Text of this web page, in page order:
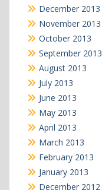
December 2013
November 2013
October 2013
September 2013
August 2013
July 2013
June 2013
May 2013
April 2013
March 2013
February 2013
January 2013
December 2012